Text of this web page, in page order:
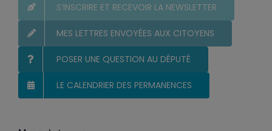
S’INSCRIRE ET RECEVOIR LA NEWSLETTER
MES LETTRES ENVOYÉES AUX CITOYENS
POSER UNE QUESTION AU DÉPUTÉ
LE CALENDRIER DES PERMANENCES